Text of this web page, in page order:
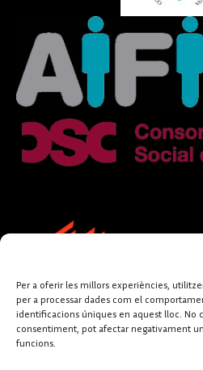
Per a oferir les millors experiències,
per a processar dades com el
identificacions úniques en aquest lloc. No
consentiment, pot afectar negativament
funcions.